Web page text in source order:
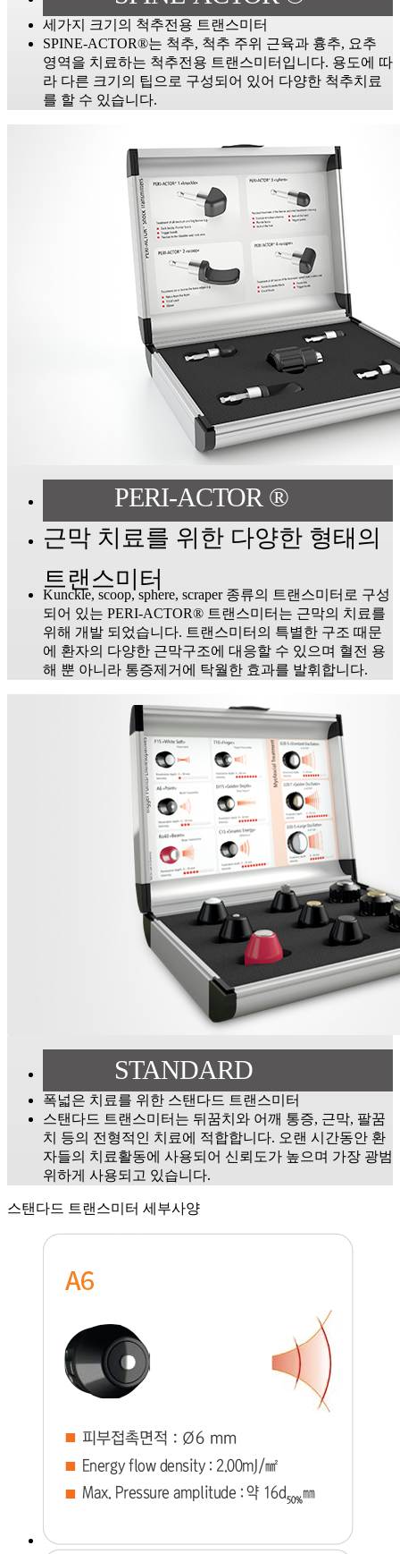
세가지 크기의 척추전용 트랜스미터
SPINE-ACTOR®는 척추, 척추 주위 근육과 흉추, 요추
영역을 치료하는 척추전용 트랜스미터입니다. 용도에 따
라 다른 크기의 팁으로 구성되어 있어 다양한 척추치료
를 할 수 있습니다.
PERI-ACTOR ®
근막 치료를 위한 다양한 형태의
트랜스미터
Kunckle, scoop, sphere, scraper 종류의 트랜스미터로 구성
되어 있는 PERI-ACTOR® 트랜스미터는 근막의 치료를
위해 개발 되었습니다. 트랜스미터의 특별한 구조 때문
에 환자의 다양한 근막구조에 대응할 수 있으며 혈전 용
해 뿐 아니라 통증제거에 탁월한 효과를 발휘합니다.
STANDARD
폭넓은 치료를 위한 스탠다드 트랜스미터
스탠다드 트랜스미터는 뒤꿈치와 어깨 통증, 근막, 팔꿈
치 등의 전형적인 치료에 적합합니다. 오랜 시간동안 환
자들의 치료활동에 사용되어 신뢰도가 높으며 가장 광범
위하게 사용되고 있습니다.
스탠다드 트랜스미터 세부사양